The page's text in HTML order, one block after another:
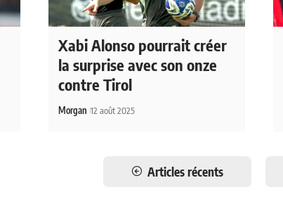
Xabi Alonso pourrait créer
la surprise avec son onze
contre Tirol
Morgan 12 août 2025
Articles récents